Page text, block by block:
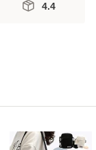
4.4